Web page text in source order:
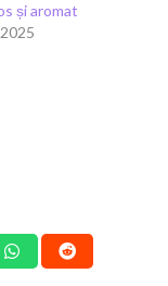
și aromat